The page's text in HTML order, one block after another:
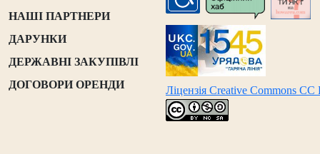
НАШІ ПАРТНЕРИ
ДАРУНКИ
ДЕРЖАВНІ ЗАКУПІВЛІ
ДОГОВОРИ ОРЕНДИ
Ліцензія Creative Commons